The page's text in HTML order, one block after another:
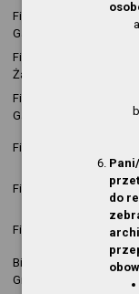
Filia publiczno-szkolna w
Gardnie
Filia publiczno-szkolna
Żabnicy
Filia publiczno-szkolna
Gardnie
Filia w Wełtyniu
Filia w Pniewie
Filia Górny Taras
Biblioteka Publiczna w
Gryfinie
do